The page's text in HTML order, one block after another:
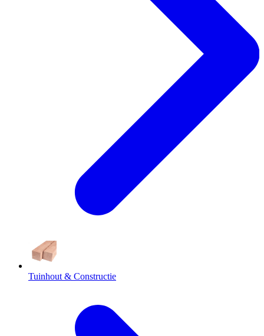
Tuinhout & Constructie